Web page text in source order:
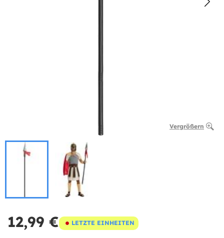
Vergrößern
12,99 € LETZTE EINHEITEN